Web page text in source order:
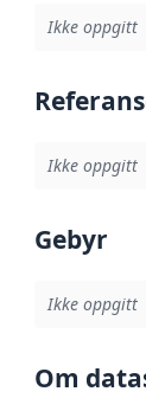
Ikke oppgitt
Ikke oppgitt
Gebyr
Ikke oppgitt
Om